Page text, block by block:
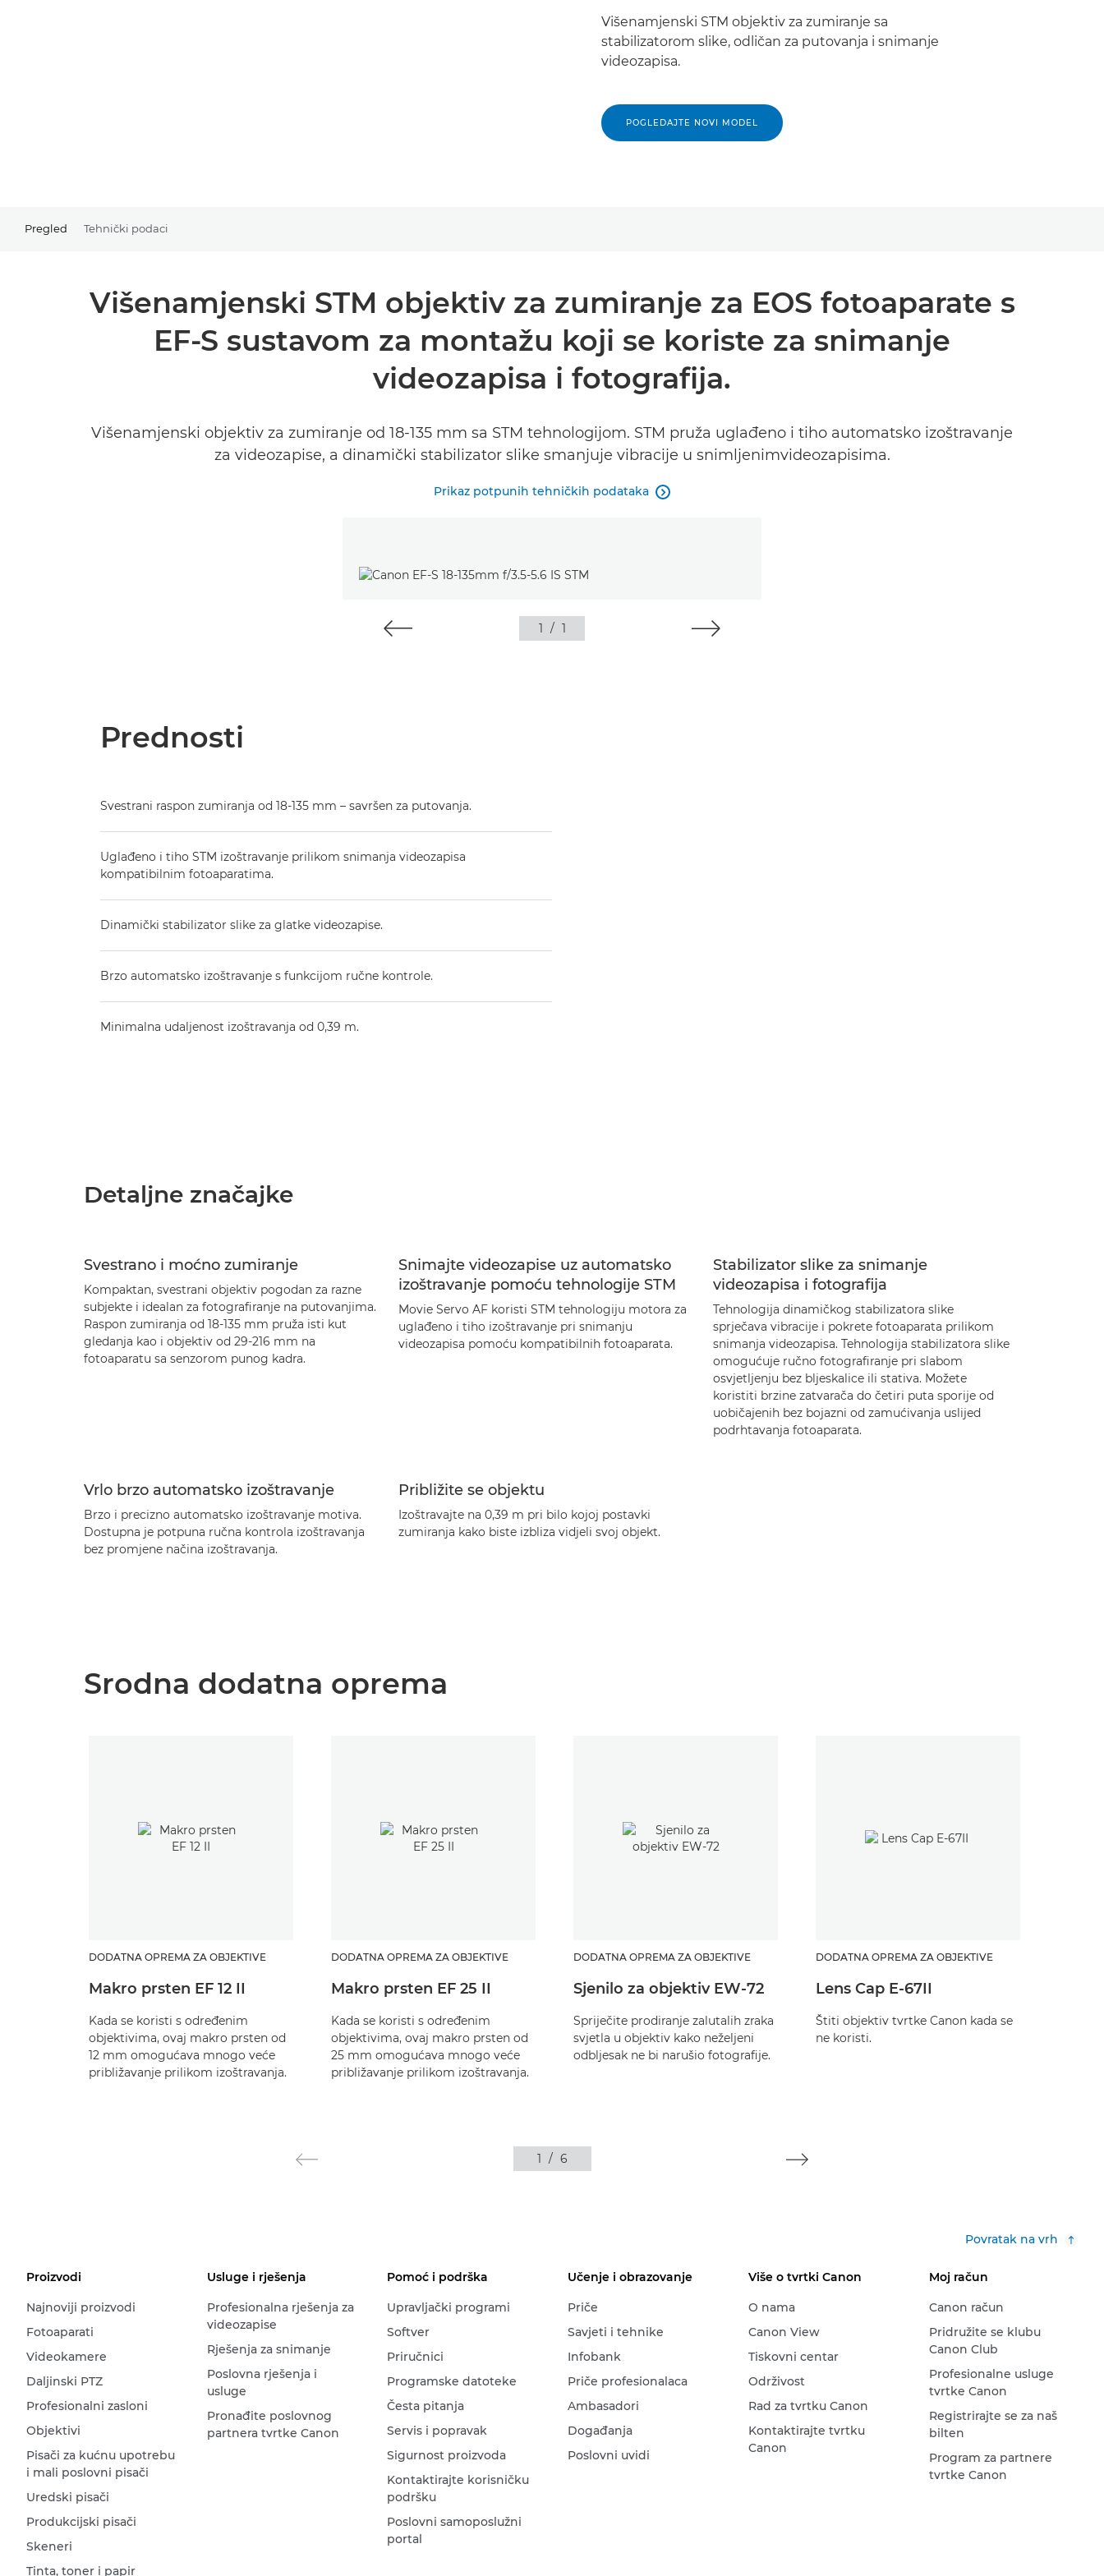
Višenamjenski STM objektiv za zumiranje sa
stabilizatorom slike, odličan za putovanja i snimanje
videozapisa.
POGLEDAJTE NOVI MODEL
Pregled Tehnički podaci
Višenamjenski STM objektiv za zumiranje za EOS fotoaparate s
EF-S sustavom za montažu koji se koriste za snimanje
videozapisa i fotografija.
Višenamjenski objektiv za zumiranje od 18-135 mm sa STM tehnologijom. STM pruža uglađeno i tiho automatsko izoštravanje
za videozapise, a dinamički stabilizator slike smanjuje vibracije u snimljenimvideozapisima.
Prikaz potpunih tehničkih podataka 
1 / 1
Prednosti
Svestrani raspon zumiranja od 18-135 mm – savršen za putovanja.
Uglađeno i tiho STM izoštravanje prilikom snimanja videozapisa
kompatibilnim fotoaparatima.
Dinamički stabilizator slike za glatke videozapise.
Brzo automatsko izoštravanje s funkcijom ručne kontrole.
Minimalna udaljenost izoštravanja od 0,39 m.
Detaljne značajke
Svestrano i moćno zumiranje
Kompaktan, svestrani objektiv pogodan za razne
subjekte i idealan za fotografiranje na putovanjima.
Raspon zumiranja od 18-135 mm pruža isti kut
gledanja kao i objektiv od 29-216 mm na
fotoaparatu sa senzorom punog kadra.
Snimajte videozapise uz automatsko
izoštravanje pomoću tehnologije STM
Movie Servo AF koristi STM tehnologiju motora za
uglađeno i tiho izoštravanje pri snimanju
videozapisa pomoću kompatibilnih fotoaparata.
Stabilizator slike za snimanje
videozapisa i fotografija
Tehnologija dinamičkog stabilizatora slike
sprječava vibracije i pokrete fotoaparata prilikom
snimanja videozapisa. Tehnologija stabilizatora slike
omogućuje ručno fotografiranje pri slabom
osvjetljenju bez bljeskalice ili stativa. Možete
koristiti brzine zatvarača do četiri puta sporije od
uobičajenih bez bojazni od zamućivanja uslijed
podrhtavanja fotoaparata.
Vrlo brzo automatsko izoštravanje
Brzo i precizno automatsko izoštravanje motiva.
Dostupna je potpuna ručna kontrola izoštravanja
bez promjene načina izoštravanja.
Približite se objektu
Izoštravajte na 0,39 m pri bilo kojoj postavki
zumiranja kako biste izbliza vidjeli svoj objekt.
Srodna dodatna oprema
DODATNA OPREMA ZA OBJEKTIVE
Makro prsten EF 12 II
Kada se koristi s određenim
objektivima, ovaj makro prsten od
12 mm omogućava mnogo veće
približavanje prilikom izoštravanja.
DODATNA OPREMA ZA OBJEKTIVE
Makro prsten EF 25 II
Kada se koristi s određenim
objektivima, ovaj makro prsten od
25 mm omogućava mnogo veće
približavanje prilikom izoštravanja.
DODATNA OPREMA ZA OBJEKTIVE
Sjenilo za objektiv EW-72
Spriječite prodiranje zalutalih zraka
svjetla u objektiv kako neželjeni
odbljesak ne bi narušio fotografije.
DODATNA OPREMA ZA OBJEKTIVE
Lens Cap E-67II
Štiti objektiv tvrtke Canon kada se
ne koristi.
1 / 6
Povratak na vrh
Proizvodi
Najnoviji proizvodi
Fotoaparati
Videokamere
Daljinski PTZ
Profesionalni zasloni
Objektivi
Pisači za kućnu upotrebu
i mali poslovni pisači
Uredski pisači
Produkcijski pisači
Skeneri
Tinta, toner i papir
Usluge i rješenja
Profesionalna rješenja za
videozapise
Rješenja za snimanje
Poslovna rješenja i
usluge
Pronađite poslovnog
partnera tvrtke Canon
Pomoć i podrška
Upravljački programi
Softver
Priručnici
Programske datoteke
Česta pitanja
Servis i popravak
Sigurnost proizvoda
Kontaktirajte korisničku
podršku
Poslovni samoposlužni
portal
Učenje i obrazovanje
Priče
Savjeti i tehnike
Infobank
Priče profesionalaca
Ambasadori
Događanja
Poslovni uvidi
Više o tvrtki Canon
O nama
Canon View
Tiskovni centar
Održivost
Rad za tvrtku Canon
Kontaktirajte tvrtku
Canon
Moj račun
Canon račun
Pridružite se klubu
Canon Club
Profesionalne usluge
tvrtke Canon
Registrirajte se za naš
bilten
Program za partnere
tvrtke Canon